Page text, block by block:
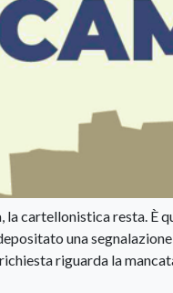
la cartellonistica resta. È
una
riguarda la